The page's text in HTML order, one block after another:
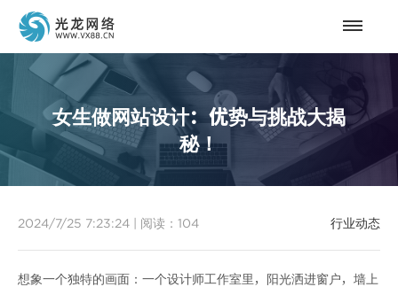
女生做网站设计：优势与挑战大揭
秘！
行业动态
2024/7/25 7:23:24 阅读： 104
想象一个独特的画面：一个设计师工作室里，阳光洒进窗户，墙上